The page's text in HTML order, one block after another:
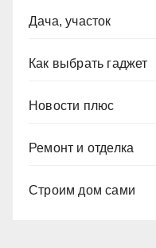
Дача, участок
Как выбрать гаджет
Новости плюс
Ремонт и отделка
Строим дом сами